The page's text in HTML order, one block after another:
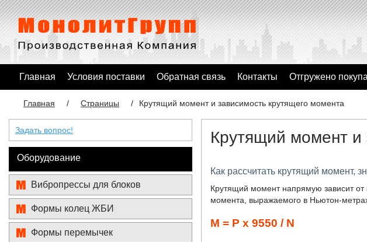
Главная Условия поставки Обратная связь Контакты Отгружено
Главная / Страницы / Крутящий момент и зависимость крутящего момента
Задать вопрос!
Оборудование
Вибропрессы для блоков
Формы колец ЖБИ
Формы перемычек
Крутящий момент и
Как рассчитать крутящий момент,
Крутящий момент напрямую зависит
момента, выражаемого в Ньютон-
M = P х 9550 / N